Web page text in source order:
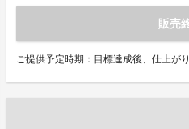
販売
ご提供予定時期：目標達成後、仕上が